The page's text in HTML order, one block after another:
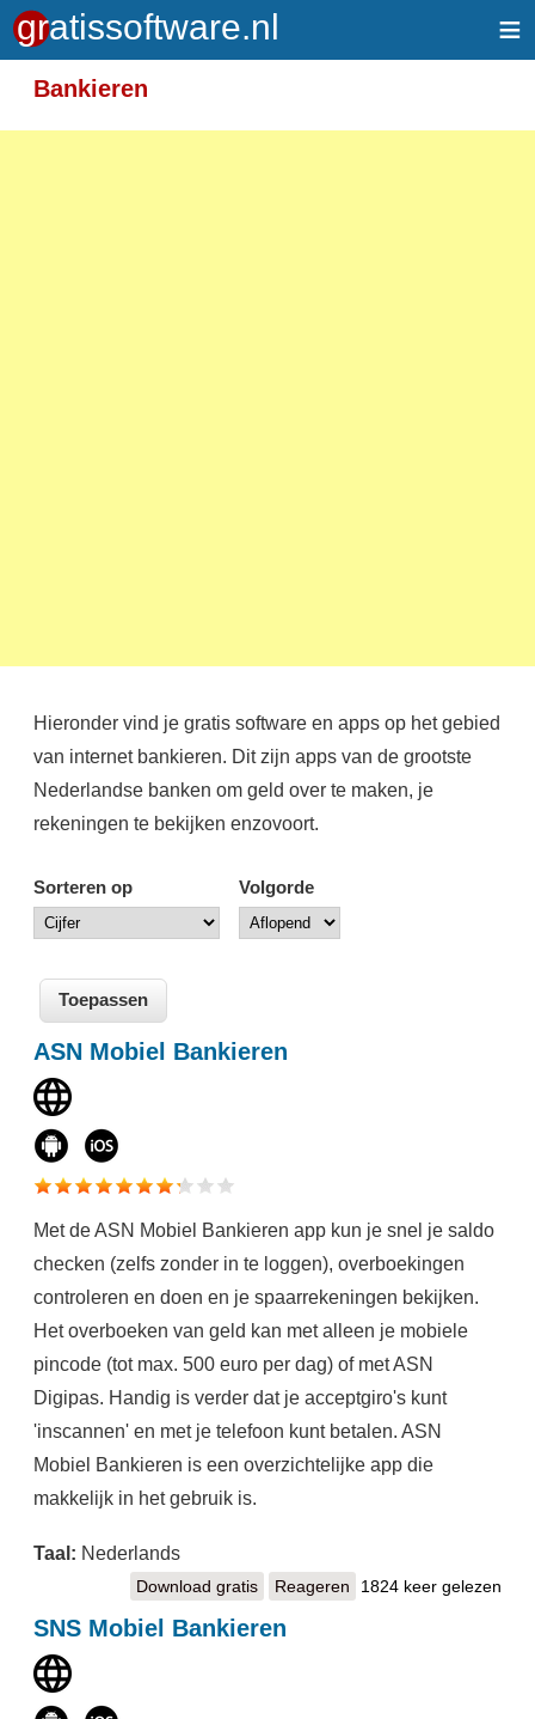
≡
Bankieren
Hieronder vind je gratis software en apps op het gebied
van internet bankieren. Dit zijn apps van de grootste
Nederlandse banken om geld over te maken, je
rekeningen te bekijken enzovoort.
Sorteren op Volgorde
ASN Mobiel Bankieren
Met de ASN Mobiel Bankieren app kun je snel je saldo
checken (zelfs zonder in te loggen), overboekingen
controleren en doen en je spaarrekeningen bekijken.
Het overboeken van geld kan met alleen je mobiele
pincode (tot max. 500 euro per dag) of met ASN
Digipas. Handig is verder dat je acceptgiro's kunt
'inscannen' en met je telefoon kunt betalen. ASN
Mobiel Bankieren is een overzichtelijke app die
makkelijk in het gebruik is.
Taal: Nederlands
Download gratis ASN Mobiel Bankieren
Reageren 1824 keer gelezen
SNS Mobiel Bankieren